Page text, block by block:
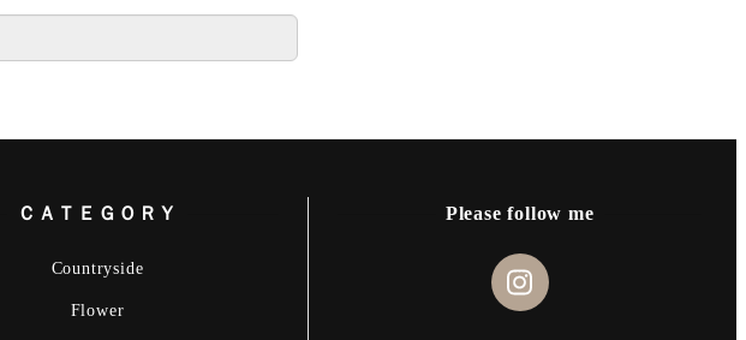
ＣＡＴＥＧＯＲＹ
Countryside
Flower
Please follow me